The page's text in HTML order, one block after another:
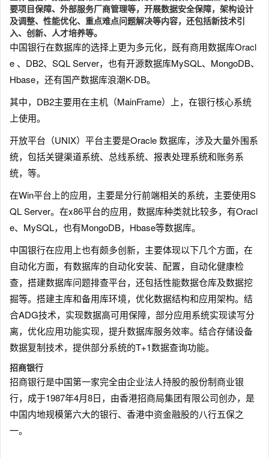
要项目保障、外部服务厂商管理等，开展数据安全保障，架构设计
及调整、性能优化、重点难点问题解决等内容，还包括新技术引
入、创新、人才培养等。
中国银行在数据库的选择上更为多元化，既有商用数据库Oracl
e 、DB2、SQL Server，也有开源数据库MySQL、MongoDB、
Hbase，还有国产数据库浪潮K-DB。
其中，DB2主要用在主机（MainFrame）上，在银行核心系统
上使用。
开放平台（UNIX）平台主要是Oracle 数据库，涉及大量外围系
统，包括关键渠道系统、总线系统、报表处理系统和账务系
统，等。
在Win平台上的应用，主要是分行前端相关的系统，主要使用S
QL Server。在x86平台的应用，数据库种类就比较多，有Oracl
e、MySQL，也有MongoDB，Hbase等数据库。
中国银行在应用上也有颇多创新，主要体现以下几个方面，在
自动化方面，有数据库的自动化安装、配置，自动化健康检
查，搭建数据库问题排查平台，还包括性能数据仓库及数据挖
掘等。搭建主库和备用库环境，优化数据结构和应用架构。结
合ADG技术，实现数据高可用保障，部分应用系统实现读写分
离，优化应用功能实现，提升数据库服务效率。结合存储设备
数据复制技术，提供部分系统的T+1数据查询功能。
招商银行
招商银行是中国第一家完全由企业法人持股的股份制商业银
行，成于1987年4月8日，由香港招商局集团有限公司创办，是
中国内地规模第六大的银行、香港中资金融股的八行五保之
一。